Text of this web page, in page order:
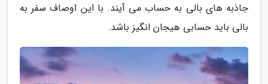
جاذبه های بالی به حساب می آیند. با این اوصاف سفر به
بالی باید حسابی هیجان انگیز باشد.